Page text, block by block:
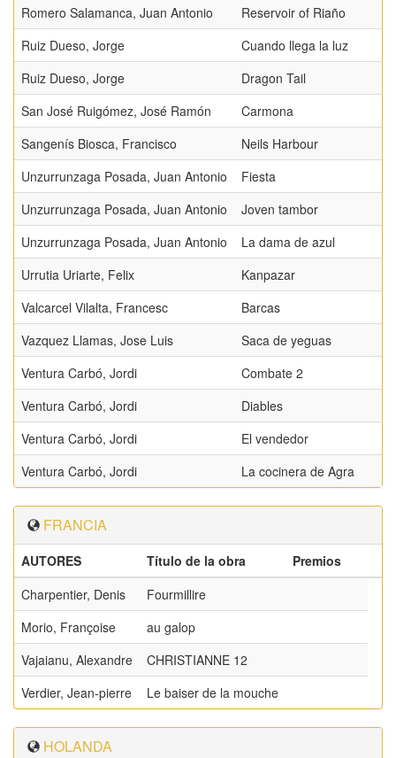
Romero Salamanca, Juan Antonio
Reservoir of Riaño
Ruiz Dueso, Jorge
Cuando llega la luz
Ruiz Dueso, Jorge
Dragon Tail
San José Ruigómez, José Ramón
Carmona
Sangenís Biosca, Francisco
Neils Harbour
Unzurrunzaga Posada, Juan Antonio
Fiesta
Unzurrunzaga Posada, Juan Antonio
Joven tambor
Unzurrunzaga Posada, Juan Antonio
La dama de azul
Urrutia Uriarte, Felix
Kanpazar
Valcarcel Vilalta, Francesc
Barcas
Vazquez Llamas, Jose Luis
Saca de yeguas
Ventura Carbó, Jordi
Combate 2
Ventura Carbó, Jordi
Diables
Ventura Carbó, Jordi
El vendedor
Ventura Carbó, Jordi
La cocinera de Agra
FRANCIA
AUTORES Título de la obra
Premios
Charpentier, Denis
Fourmillire
Morio, Françoise
au galop
Vajaianu, Alexandre
CHRISTIANNE 12
Verdier, Jean-pierre
Le baiser de la mouche
HOLANDA